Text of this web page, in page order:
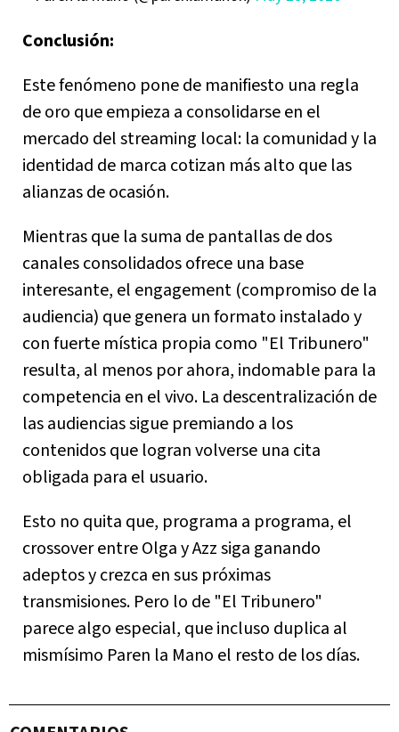
Conclusión:
Este fenómeno pone de manifiesto una regla
de oro que empieza a consolidarse en el
mercado del streaming local: la comunidad y la
identidad de marca cotizan más alto que las
alianzas de ocasión.
Mientras que la suma de pantallas de dos
canales consolidados ofrece una base
interesante, el engagement (compromiso de la
audiencia) que genera un formato instalado y
con fuerte mística propia como "El Tribunero"
resulta, al menos por ahora, indomable para la
competencia en el vivo. La descentralización de
las audiencias sigue premiando a los
contenidos que logran volverse una cita
obligada para el usuario.
Esto no quita que, programa a programa, el
crossover entre Olga y Azz siga ganando
adeptos y crezca en sus próximas
transmisiones. Pero lo de "El Tribunero"
parece algo especial, que incluso duplica al
mismísimo Paren la Mano el resto de los días.